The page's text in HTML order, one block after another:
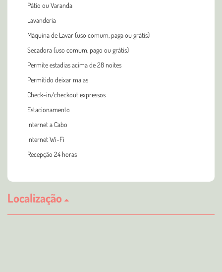
Pátio ou Varanda
Lavanderia
Máquina de Lavar (uso comum, paga ou grátis)
Secadora (uso comum, pago ou grátis)
Permite estadias acima de 28 noites
Permitido deixar malas
Check-in/checkout expressos
Estacionamento
Internet a Cabo
Internet Wi-Fi
Recepção 24 horas
Localização